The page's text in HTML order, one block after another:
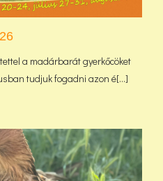
a madárbarát gyerkőcöket
tudjuk fogadni azon é[...]